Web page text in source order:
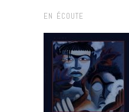
EN ÉCOUTE